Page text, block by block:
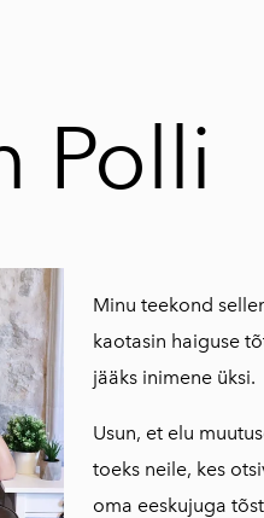
Polli
Minu teekond
kaotasin haiguse
jääks inimene üksi.
Usun, et elu
toeks neile, kes
oma eeskujuga